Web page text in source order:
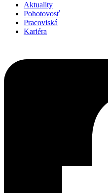
Aktuality
Pohotovosť
Pracoviská
Kariéra